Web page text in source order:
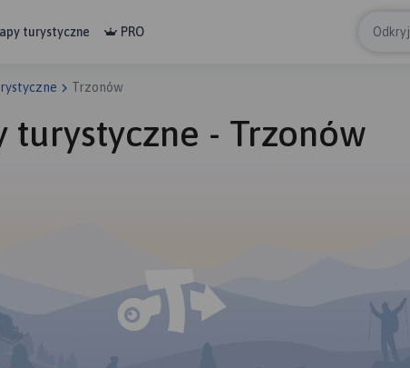
turystyczne PRO Odkryj
Trzonów
turystyczne - Trzonów